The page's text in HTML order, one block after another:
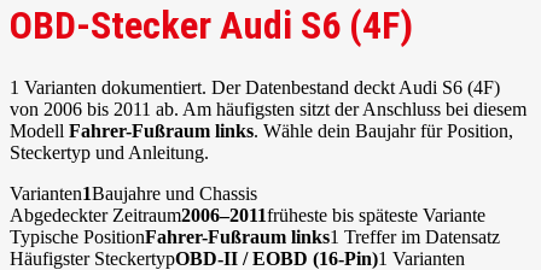
OBD-Stecker Audi S6 (4F)
1 Varianten dokumentiert. Der Datenbestand deckt Audi S6 (4F)
von 2006 bis 2011 ab. Am häufigsten sitzt der Anschluss bei diesem
Modell Fahrer-Fußraum links. Wähle dein Baujahr für Position,
Steckertyp und Anleitung.
Varianten1Baujahre und Chassis
Abgedeckter Zeitraum2006–2011früheste bis späteste Variante
Typische PositionFahrer-Fußraum links1 Treffer im Datensatz
Häufigster SteckertypOBD-II / EOBD (16-Pin)1 Varianten